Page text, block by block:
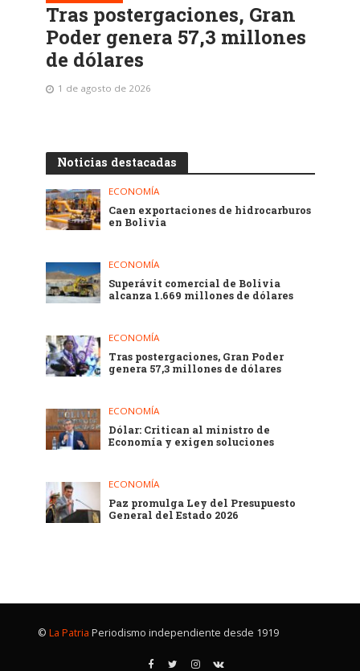
Tras postergaciones, Gran
Poder genera 57,3 millones
de dólares
1 de agosto de 2026
Noticias destacadas
ECONOMÍA
Caen exportaciones de hidrocarburos
en Bolivia
ECONOMÍA
Superávit comercial de Bolivia
alcanza 1.669 millones de dólares
ECONOMÍA
Tras postergaciones, Gran Poder
genera 57,3 millones de dólares
ECONOMÍA
Dólar: Critican al ministro de
Economía y exigen soluciones
ECONOMÍA
Paz promulga Ley del Presupuesto
General del Estado 2026
© La Patria Periodismo independiente desde 1919